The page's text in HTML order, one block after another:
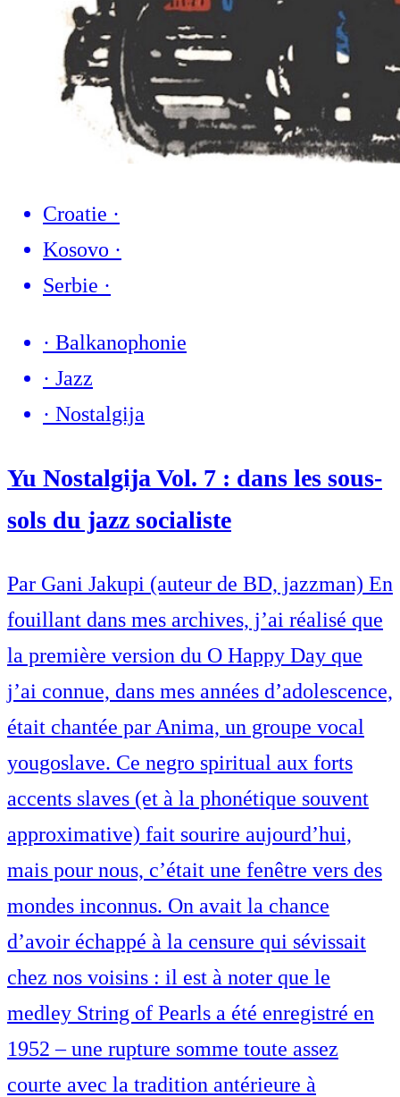
Croatie ·
Kosovo ·
Serbie ·
· Balkanophonie
· Jazz
· Nostalgija
Yu Nostalgija Vol. 7 : dans les sous-
sols du jazz socialiste
Par Gani Jakupi (auteur de BD, jazzman) En
fouillant dans mes archives, j’ai réalisé que
la première version du O Happy Day que
j’ai connue, dans mes années d’adolescence,
était chantée par Anima, un groupe vocal
yougoslave. Ce negro spiritual aux forts
accents slaves (et à la phonétique souvent
approximative) fait sourire aujourd’hui,
mais pour nous, c’était une fenêtre vers des
mondes inconnus. On avait la chance
d’avoir échappé à la censure qui sévissait
chez nos voisins : il est à noter que le
medley String of Pearls a été enregistré en
1952 – une rupture somme toute assez
courte avec la tradition antérieure à